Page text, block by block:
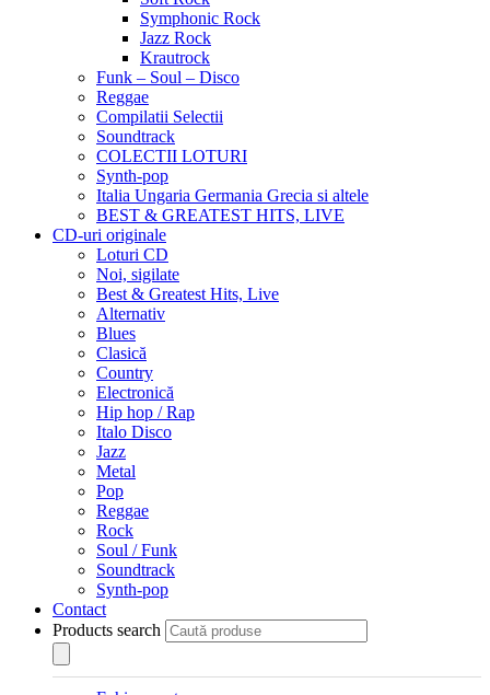
Symphonic Rock
Jazz Rock
Krautrock
Funk – Soul – Disco
Reggae
Compilatii Selectii
Soundtrack
COLECTII LOTURI
Synth-pop
Italia Ungaria Germania Grecia si altele
BEST & GREATEST HITS, LIVE
CD-uri originale
Loturi CD
Noi, sigilate
Best & Greatest Hits, Live
Alternativ
Blues
Clasică
Country
Electronică
Hip hop / Rap
Italo Disco
Jazz
Metal
Pop
Reggae
Rock
Soul / Funk
Soundtrack
Synth-pop
Contact
Products search